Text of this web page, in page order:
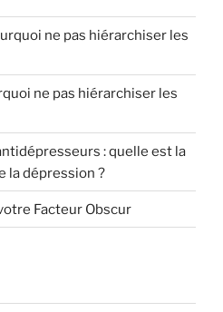
ne pas hiérarchiser les
ne pas hiérarchiser les
: quelle est la
la dépression ?
Facteur Obscur